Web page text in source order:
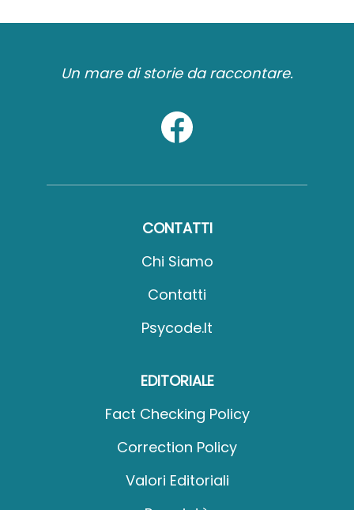
Un mare di storie da raccontare.
CONTATTI
Chi Siamo
Contatti
Psycode.it
EDITORIALE
Fact Checking Policy
Correction Policy
Valori Editoriali